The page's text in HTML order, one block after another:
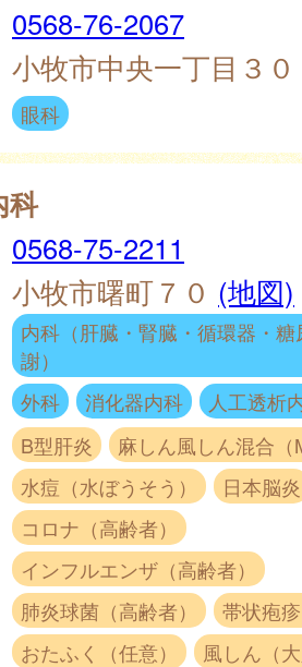
0568-76-2067
小牧市中央一丁目３
眼科
科
0568-75-2211
小牧市曙町７０ (地図)
内科（肝臓・腎臓・循環器・
謝）
外科
消化器内科 人工透析
B型肝炎
麻しん風しん混合（
水痘（水ぼうそう）
日本脳炎
コロナ（高齢者）
インフルエンザ（高齢者）
肺炎球菌（高齢者）
帯状疱
おたふく（任意）
風しん（